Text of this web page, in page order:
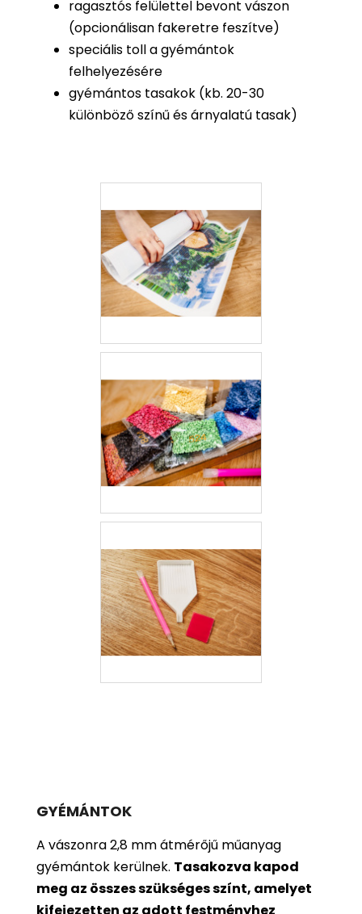
ragasztós felülettel bevont vászon
(opcionálisan fakeretre feszítve)
speciális toll a gyémántok
felhelyezésére
gyémántos tasakok (kb. 20-30
különböző színű és árnyalatú tasak)
GYÉMÁNTOK
A vászonra 2,8 mm átmérőjű műanyag
gyémántok kerülnek. Tasakozva kapod
meg az összes szükséges színt, amelyet
kifejezetten az adott festményhez